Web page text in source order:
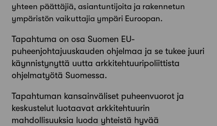
yhteen päättäjiä, asiantuntijoita ja rakennetun
ympäristön vaikuttajia ympäri Euroopan.
Tapahtuma on osa Suomen EU-
puheenjohtajuuskauden ohjelmaa ja se tukee juuri
käynnistynyttä uutta arkkitehtuuripoliittista
ohjelmatyötä Suomessa.
Tapahtuman kansainväliset puheenvuorot ja
keskustelut luotaavat arkkitehtuurin
mahdollisuuksia luoda yhteistä hyvää